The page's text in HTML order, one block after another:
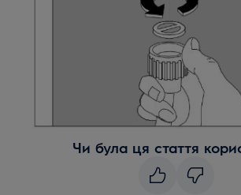
Чи була ця стаття